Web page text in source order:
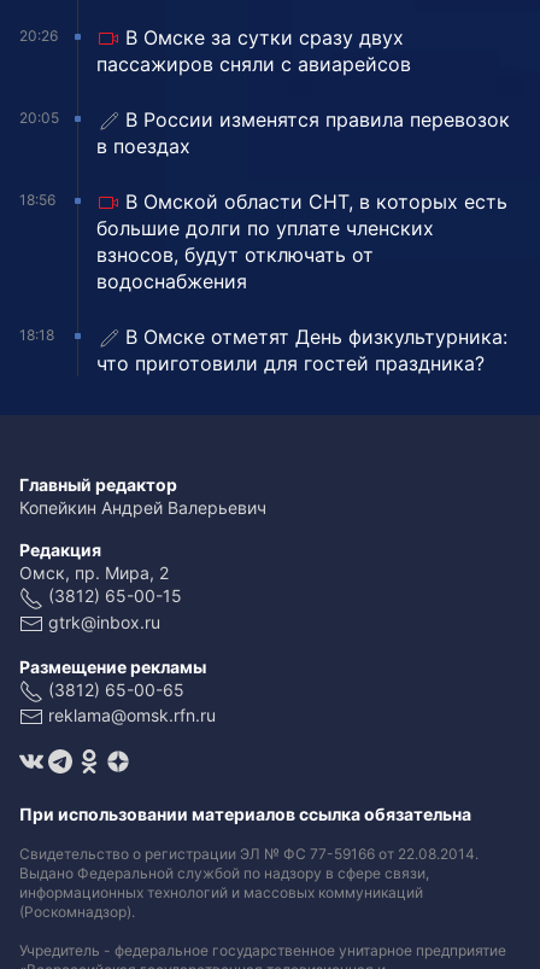
20:26
В Омске за сутки сразу двух
пассажиров сняли с авиарейсов
20:05
В России изменятся правила перевозок
в поездах
18:56
В Омской области СНТ, в которых есть
большие долги по уплате членских
взносов, будут отключать от
водоснабжения
18:18
В Омске отметят День физкультурника:
что приготовили для гостей праздника?
Главный редактор
Копейкин Андрей Валерьевич
Редакция
Омск, пр. Мира, 2
(3812) 65-00-15
gtrk@inbox.ru
Размещение рекламы
(3812) 65-00-65
reklama@omsk.rfn.ru
При использовании материалов ссылка обязательна
Свидетельство о регистрации ЭЛ № ФС 77-59166 от 22.08.2014.
Выдано Федеральной службой по надзору в сфере связи,
информационных технологий и массовых коммуникаций
(Роскомнадзор).
Учредитель - федеральное государственное унитарное предприятие